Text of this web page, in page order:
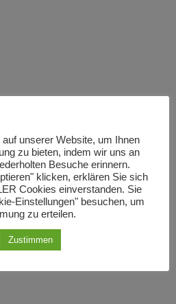
unserer Website, um Ihnen
zu bieten, indem wir uns an
Besuche erinnern.
klicken, erklären Sie sich
Cookies einverstanden. Sie
Einstellungen" besuchen, um
zu erteilen.
Zustimmen